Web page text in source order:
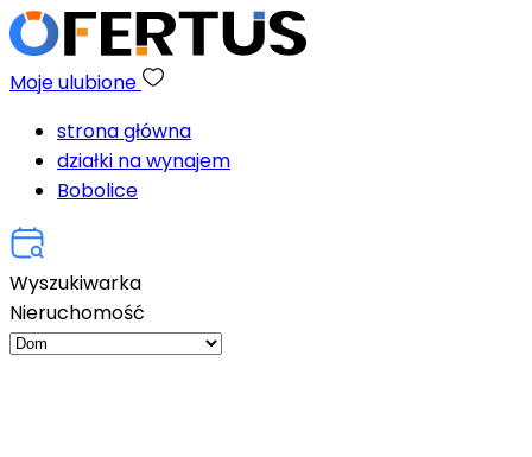
Moje ulubione
strona główna
działki na wynajem
Bobolice
Wyszukiwarka
Nieruchomość